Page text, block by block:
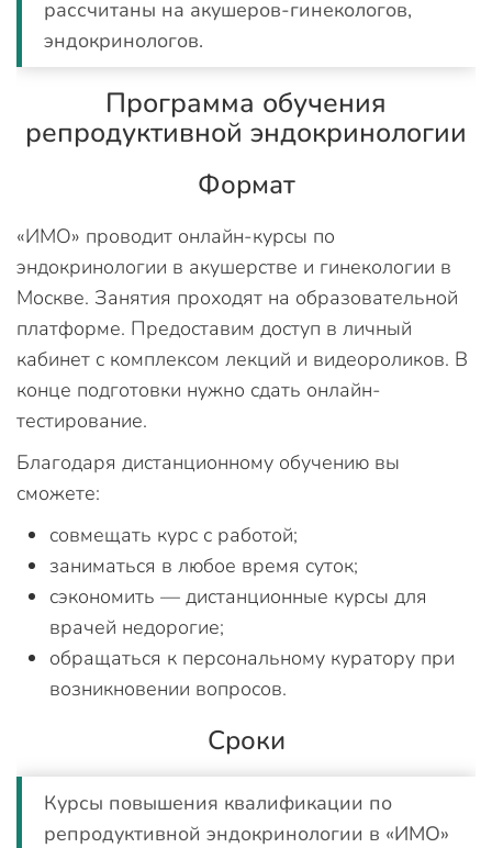
рассчитаны на акушеров-гинекологов,
эндокринологов.
Программа обучения
репродуктивной эндокринологии
Формат
«ИМО» проводит онлайн-курсы по
эндокринологии в акушерстве и гинекологии в
Москве. Занятия проходят на образовательной
платформе. Предоставим доступ в личный
кабинет с комплексом лекций и видеороликов. В
конце подготовки нужно сдать онлайн-
тестирование.
Благодаря дистанционному обучению вы
сможете:
совмещать курс с работой;
заниматься в любое время суток;
сэкономить — дистанционные курсы для
врачей недорогие;
обращаться к персональному куратору при
возникновении вопросов.
Сроки
Курсы повышения квалификации по
репродуктивной эндокринологии в «ИМО»